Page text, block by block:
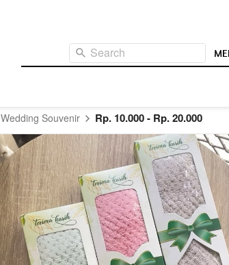
Search
Wedding Souvenir Rp. 10.000 - Rp. 20.000